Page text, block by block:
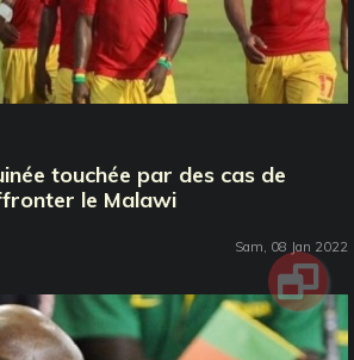
touchée par des cas de
le Malawi
Sam, 08 Jan 2022